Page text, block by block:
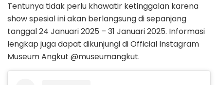
Tentunya tidak perlu khawatir ketinggalan karena
show spesial ini akan berlangsung di sepanjang
tanggal 24 Januari 2025 – 31 Januari 2025. Informasi
lengkap juga dapat dikunjungi di Official Instagram
Museum Angkut @museumangkut.